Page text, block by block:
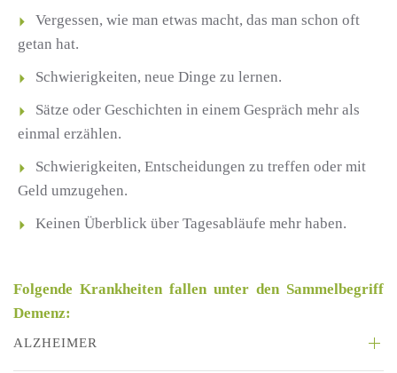
Vergessen, wie man etwas macht, das man schon oft
getan hat.
Schwierigkeiten, neue Dinge zu lernen.
Sätze oder Geschichten in einem Gespräch mehr als
einmal erzählen.
Schwierigkeiten, Entscheidungen zu treffen oder mit
Geld umzugehen.
Keinen Überblick über Tagesabläufe mehr haben.
Folgende Krankheiten fallen unter den Sammelbegriff
Demenz:
ALZHEIMER